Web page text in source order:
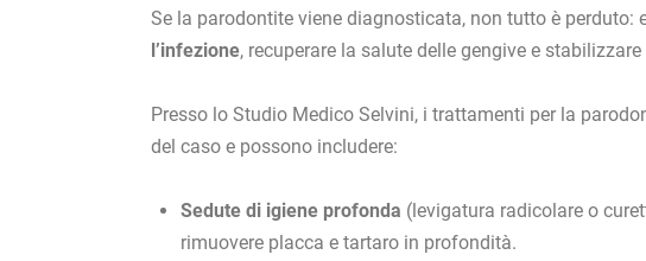
Se la parodontite viene diagnosticata, non tutto è
l’infezione, recuperare la salute delle gengive e
Presso lo Studio Medico Selvini, i trattamenti per la
del caso e possono includere:
Sedute di igiene profonda (levigatura radicolare o
rimuovere placca e tartaro in profondità.